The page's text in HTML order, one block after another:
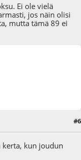
Ei ole vielä
jos näin olisi
mutta tämä 89 ei
#6
kerta, kun joudun